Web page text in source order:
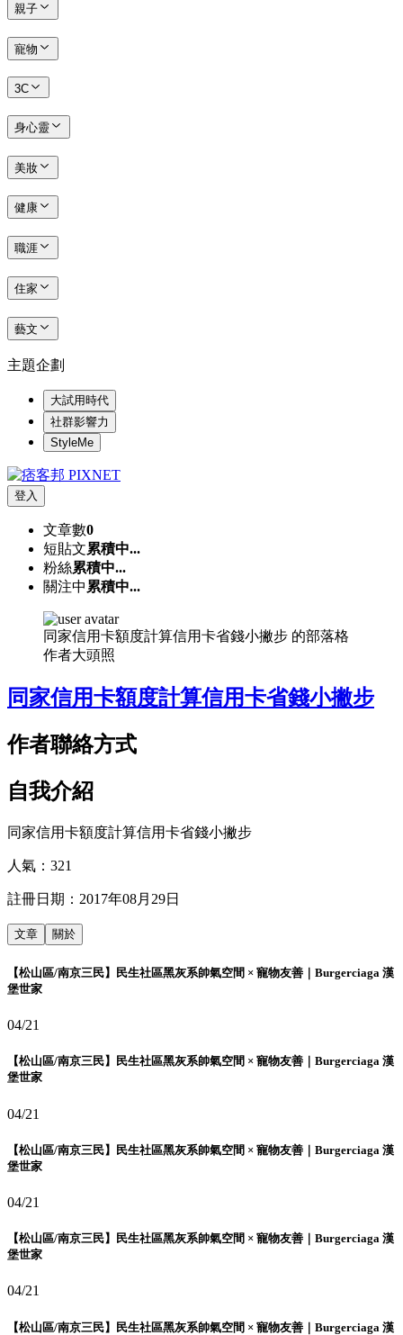
親子
寵物
3C
身心靈
美妝
健康
職涯
住家
藝文
主題企劃
大試用時代
社群影響力
StyleMe
登入
文章數0
短貼文累積中...
粉絲累積中...
關注中 累積中...
同家信用卡額度計算信用卡省錢小撇步 的部落格
作者大頭照
同家信用卡額度計算信用卡省錢小撇步
作者聯絡方式
自我介紹
同家信用卡額度計算信用卡省錢小撇步
人氣： 321
註冊日期： 2017年08月29日
文章 關於
【松山區/南京三民】民生社區黑灰系帥氣空間 × 寵物友善｜Burgerciaga 漢
堡世家
04/21
【松山區/南京三民】民生社區黑灰系帥氣空間 × 寵物友善｜Burgerciaga 漢
堡世家
04/21
【松山區/南京三民】民生社區黑灰系帥氣空間 × 寵物友善｜Burgerciaga 漢
堡世家
04/21
【松山區/南京三民】民生社區黑灰系帥氣空間 × 寵物友善｜Burgerciaga 漢
堡世家
04/21
【松山區/南京三民】民生社區黑灰系帥氣空間 × 寵物友善｜Burgerciaga 漢